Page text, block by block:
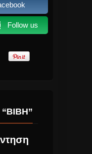
Follow us
“ΒΙΒΉ”